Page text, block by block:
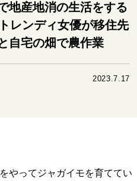
た日 10代の挫折と原点
動力
次世代へのバトン
地産地消の生活をする
レンディ女優が移住先
自宅の畑で農作業
2023.7.17
やってジャガイモを育ててい